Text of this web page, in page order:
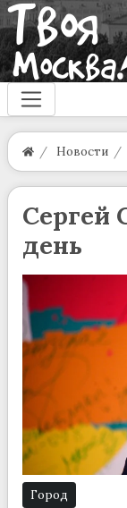
Новости
Сергей
день
Город